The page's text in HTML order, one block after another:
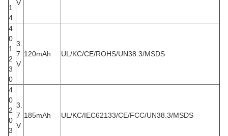
1
4
V
4
0
1
2
3
0
3.
7
V
120mAh UL/KC/CE/ROHS/UN38.3/MSDS
4
0
2
0
3
3.
7
V
185mAh UL/KC/IEC62133/CE/FCC/UN38.3/MSDS